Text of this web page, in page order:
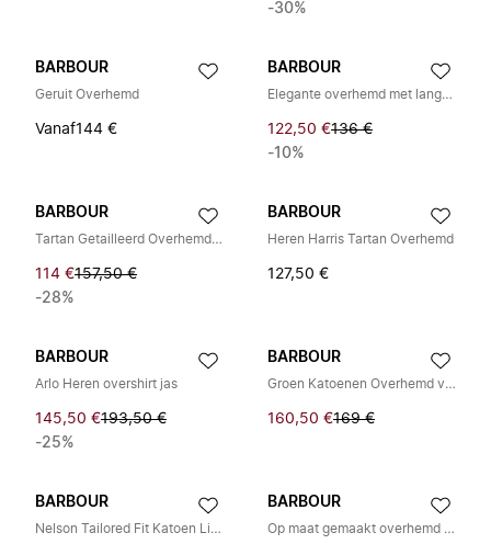
-30%
BARBOUR
Geruit Overhemd
Vanaf144 €
BARBOUR
Elegante overhemd met lange mouwen ivoor
122,50 €136 €
-10%
BARBOUR
Tartan Getailleerd Overhemd Salie Stijl MSH4895
114 €157,50 €
-28%
BARBOUR
Heren Harris Tartan Overhemd
127,50 €
BARBOUR
Arlo Heren overshirt jas
145,50 €193,50 €
-25%
BARBOUR
Groen Katoenen Overhemd voor Mannen
160,50 €169 €
BARBOUR
Nelson Tailored Fit Katoen Linnen Shirt
BARBOUR
Op maat gemaakt overhemd voor heren